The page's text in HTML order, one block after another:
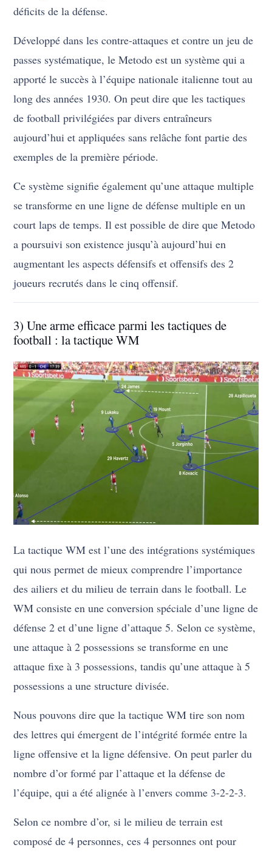
déficits de la défense.
Développé dans les contre-attaques et contre un jeu de
passes systématique, le Metodo est un système qui a
apporté le succès à l’équipe nationale italienne tout au
long des années 1930. On peut dire que les tactiques
de football privilégiées par divers entraîneurs
aujourd’hui et appliquées sans relâche font partie des
exemples de la première période.
Ce système signifie également qu’une attaque multiple
se transforme en une ligne de défense multiple en un
court laps de temps. Il est possible de dire que Metodo
a poursuivi son existence jusqu’à aujourd’hui en
augmentant les aspects défensifs et offensifs des 2
joueurs recrutés dans le cinq offensif.
3) Une arme efficace parmi les tactiques de
football : la tactique WM
La tactique WM est l’une des intégrations systémiques
qui nous permet de mieux comprendre l’importance
des ailiers et du milieu de terrain dans le football. Le
WM consiste en une conversion spéciale d’une ligne de
défense 2 et d’une ligne d’attaque 5. Selon ce système,
une attaque à 2 possessions se transforme en une
attaque fixe à 3 possessions, tandis qu’une attaque à 5
possessions a une structure divisée.
Nous pouvons dire que la tactique WM tire son nom
des lettres qui émergent de l’intégrité formée entre la
ligne offensive et la ligne défensive. On peut parler du
nombre d’or formé par l’attaque et la défense de
l’équipe, qui a été alignée à l’envers comme 3-2-2-3.
Selon ce nombre d’or, si le milieu de terrain est
composé de 4 personnes, ces 4 personnes ont pour